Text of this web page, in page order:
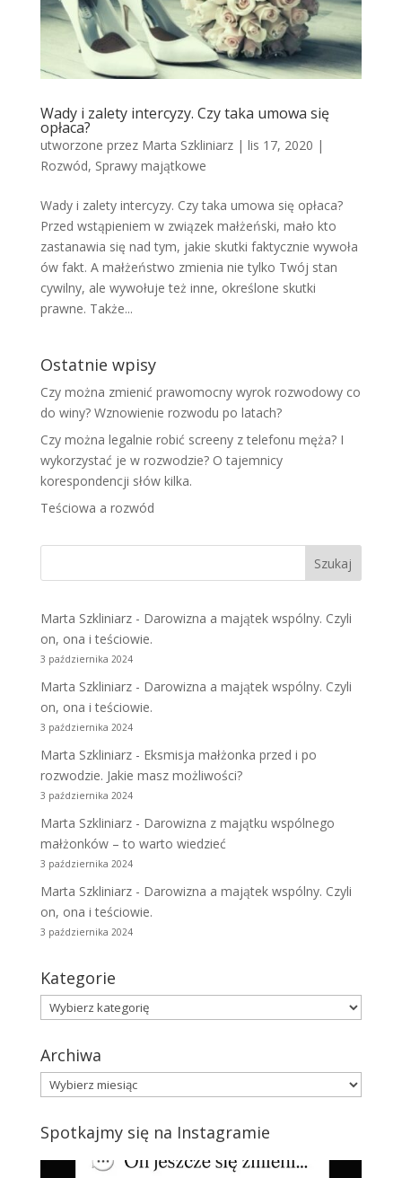
Wady i zalety intercyzy. Czy taka umowa się
opłaca?
utworzone przez Marta Szkliniarz| lis 17, 2020 |
Rozwód, Sprawy majątkowe
Wady i zalety intercyzy. Czy taka umowa się opłaca?
Przed wstąpieniem w związek małżeński, mało kto
zastanawia się nad tym, jakie skutki faktycznie wywoła
ów fakt. A małżeństwo zmienia nie tylko Twój stan
cywilny, ale wywołuje też inne, określone skutki
prawne. Także...
Ostatnie wpisy
Czy można zmienić prawomocny wyrok rozwodowy co
do winy? Wznowienie rozwodu po latach?
Czy można legalnie robić screeny z telefonu męża? I
wykorzystać je w rozwodzie? O tajemnicy
korespondencji słów kilka.
Teściowa a rozwód
Marta Szkliniarz- Darowizna a majątek wspólny. Czyli
on, ona i teściowie.
3 października 2024
Marta Szkliniarz- Darowizna a majątek wspólny. Czyli
on, ona i teściowie.
3 października 2024
Marta Szkliniarz- Eksmisja małżonka przed i po
rozwodzie. Jakie masz możliwości?
3 października 2024
Marta Szkliniarz- Darowizna z majątku wspólnego
małżonków – to warto wiedzieć
3 października 2024
Marta Szkliniarz- Darowizna a majątek wspólny. Czyli
on, ona i teściowie.
3 października 2024
Kategorie
Kategorie
Archiwa
Archiwa
Spotkajmy się na Instagramie